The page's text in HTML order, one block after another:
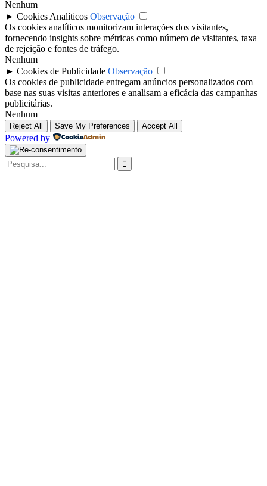
Nenhum
► Cookies Analíticos Observação
Os cookies analíticos monitorizam interações dos visitantes,
fornecendo insights sobre métricas como número de visitantes, taxa
de rejeição e fontes de tráfego.
Nenhum
► Cookies de Publicidade Observação
Os cookies de publicidade entregam anúncios personalizados com
base nas suas visitas anteriores e analisam a eficácia das campanhas
publicitárias.
Nenhum
Reject All Save My Preferences Accept All
Powered by